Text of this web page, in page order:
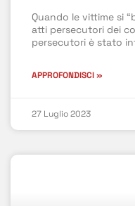
Quando le vittime si
atti persecutori dei
persecutori è stato
APPROFONDISCI »
27 Luglio 2023